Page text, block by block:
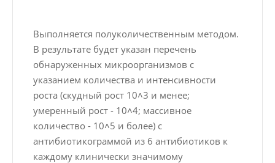
Выполняется полуколичественным методом.
В результате будет указан перечень
обнаруженных микроорганизмов с
указанием количества и интенсивности
роста (скудный рост 10˄3 и менее;
умеренный рост - 10˄4; массивное
количество - 10˄5 и более) с
антибиотикограммой из 6 антибиотиков к
каждому клинически значимому